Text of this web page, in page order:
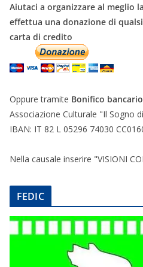
Aiutaci a organizzare al meglio
effettua una donazione di
carta di credito
Oppure tramite Bonifico bancario
Associazione Culturale "Il Sogno
IBAN: IT 82 L 05296 74030
Nella causale inserire "VISIONI
FEDIC